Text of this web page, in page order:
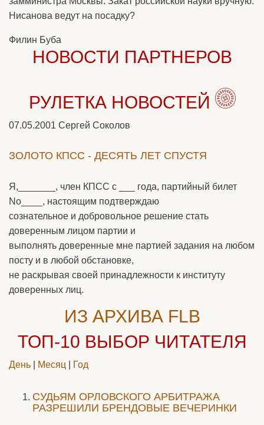
Нисанова ведут на посадку?
Филин Буба
НОВОСТИ ПАРТНЕРОВ
РУЛЕТКА НОВОСТЕЙ
07.05.2001 Сергей Соколов
ЗОЛОТО КПСС - ДЕСЯТЬ ЛЕТ СПУСТЯ
Я,_______, член КПСС с ___ года, партийный билет
No____, настоящим подтверждаю
сознательное и добровольное решение стать
доверенным лицом партии и
выполнять доверенные мне партией задания на любом
посту и в любой обстановке,
не раскрывая своей принадлежности к институту
доверенных лиц.
ИЗ АРХИВА FLB
ТОП-10 ВЫБОР ЧИТАТЕЛЯ
День Месяц Год
CУДЬЯМ ОРЛОВСКОГО АРБИТРАЖА
РАЗРЕШИЛИ БРЕНДОВЫЕ ВЕЧЕРИНКИ